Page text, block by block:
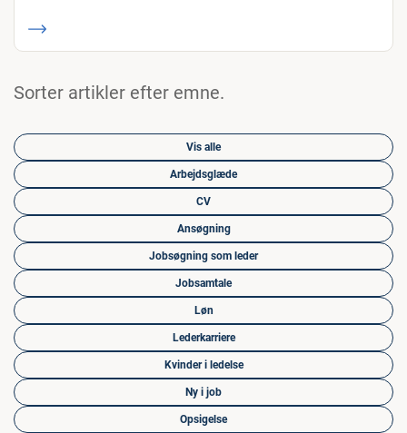
Sorter artikler efter emne.
Vis alle
Arbejdsglæde
CV
Ansøgning
Jobsøgning som leder
Jobsamtale
Løn
Lederkarriere
Kvinder i ledelse
Ny i job
Opsigelse